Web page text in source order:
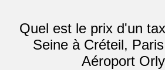
Quel est le prix d'un
Seine à Créteil,
Aéroport